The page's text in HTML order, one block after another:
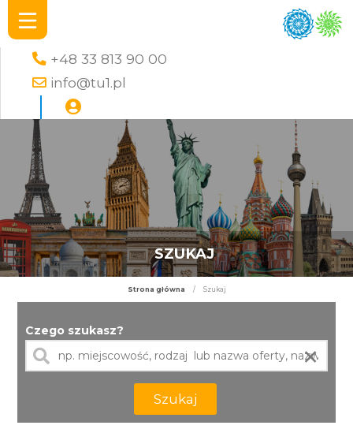
+48 33 813 90 00
info@tu1.pl
SZUKAJ
Strona główna / Szukaj
Czego szukasz?
×
Szukaj